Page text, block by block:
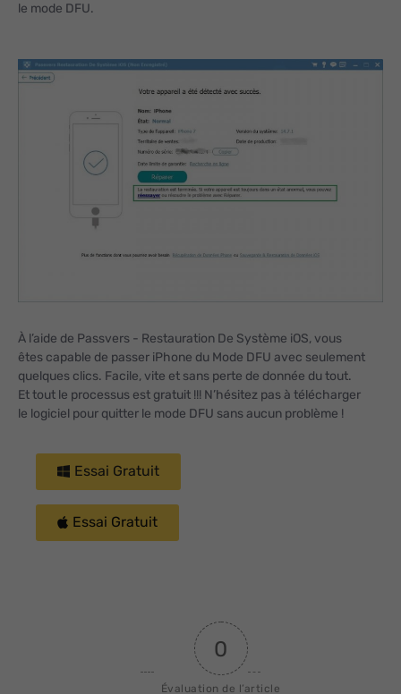
le mode DFU.
À l’aide de Passvers - Restauration De Système iOS, vous
êtes capable de passer iPhone du Mode DFU avec seulement
quelques clics. Facile, vite et sans perte de donnée du tout.
Et tout le processus est gratuit !!! N’hésitez pas à télécharger
le logiciel pour quitter le mode DFU sans aucun problème !
Essai Gratuit
Essai Gratuit
0
Évaluation de l’article